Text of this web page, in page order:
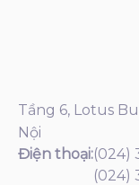
Tầng 6, Lotus
Nội
Điện thoại:(024)
(024)